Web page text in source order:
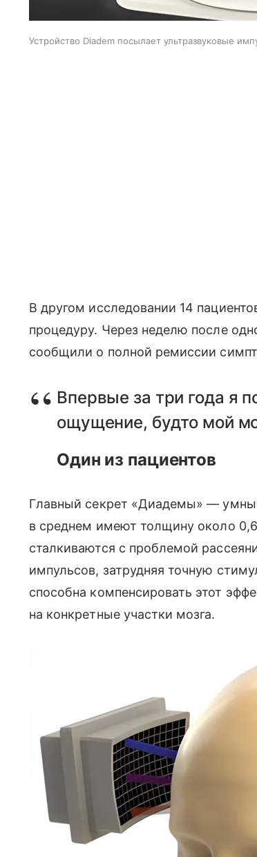
Устройство Diadem посылает ультразвуковые
В другом исследовании 14
процедуру. Через неделю после
сообщили о полной ремиссии
Впервые за три года я
ощущение, будто мой
Один из пациентов
Главный секрет «Диадемы» —
в среднем имеют толщину около
сталкиваются с проблемой
импульсов, затрудняя точную
способна компенсировать этот
на конкретные участки мозга.